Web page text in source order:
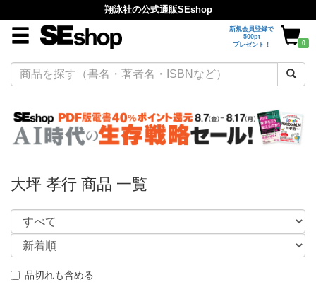
翔泳社の公式通販SEshop
新規会員登録で
500pt
プレゼント！
0
大坪 孝行 商品 一覧
品切れも含める